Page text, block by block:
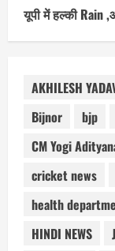
यूपी में हल्की Rain
AKHILESH
Bijnor
bjp
CM Yogi
cricket news
health
HINDI NEWS